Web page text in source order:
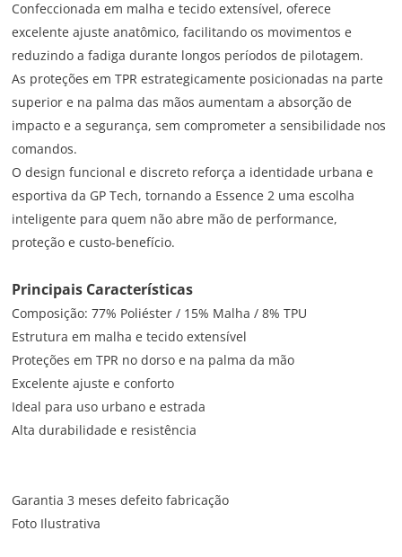
Confeccionada em malha e tecido extensível, oferece
excelente ajuste anatômico, facilitando os movimentos e
reduzindo a fadiga durante longos períodos de pilotagem.
As proteções em TPR estrategicamente posicionadas na parte
superior e na palma das mãos aumentam a absorção de
impacto e a segurança, sem comprometer a sensibilidade nos
comandos.
O design funcional e discreto reforça a identidade urbana e
esportiva da GP Tech, tornando a Essence 2 uma escolha
inteligente para quem não abre mão de performance,
proteção e custo-benefício.
Principais Características
Composição: 77% Poliéster / 15% Malha / 8% TPU
Estrutura em malha e tecido extensível
Proteções em TPR no dorso e na palma da mão
Excelente ajuste e conforto
Ideal para uso urbano e estrada
Alta durabilidade e resistência
Garantia 3 meses defeito fabricação
Foto Ilustrativa